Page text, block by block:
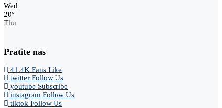
Wed
20°
Thu
Pratite nas
41.4K Fans Like
twitter Follow Us
youtube Subscribe
instagram Follow Us
tiktok Follow Us